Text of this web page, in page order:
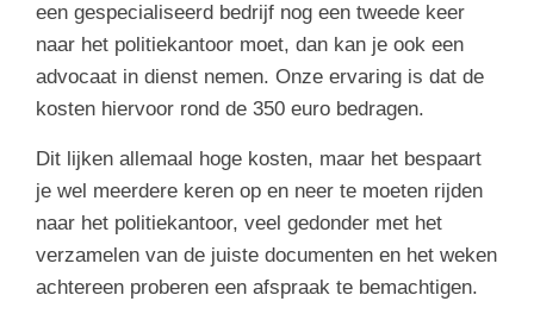
een gespecialiseerd bedrijf nog een tweede keer
naar het politiekantoor moet, dan kan je ook een
advocaat in dienst nemen. Onze ervaring is dat de
kosten hiervoor rond de 350 euro bedragen.
Dit lijken allemaal hoge kosten, maar het bespaart
je wel meerdere keren op en neer te moeten rijden
naar het politiekantoor, veel gedonder met het
verzamelen van de juiste documenten en het weken
achtereen proberen een afspraak te bemachtigen.